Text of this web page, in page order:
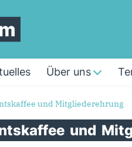
Über uns
hier
und Mitgliederehrung
und